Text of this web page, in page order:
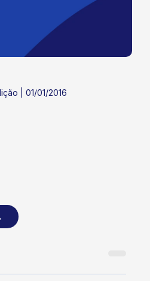
| 01/01/2016